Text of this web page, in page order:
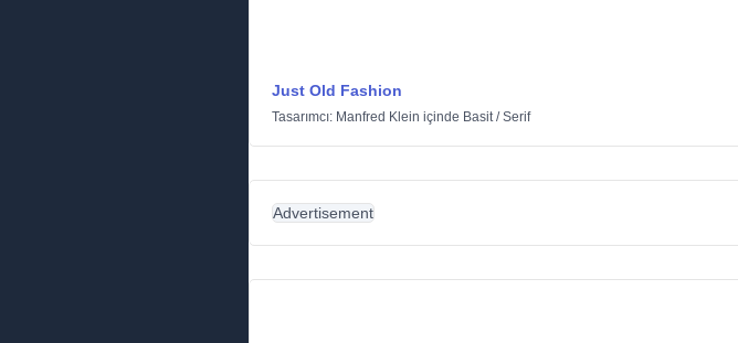
Just Old Fashion
Tasarımcı: Manfred Klein içinde Basit/Serif
Advertisement